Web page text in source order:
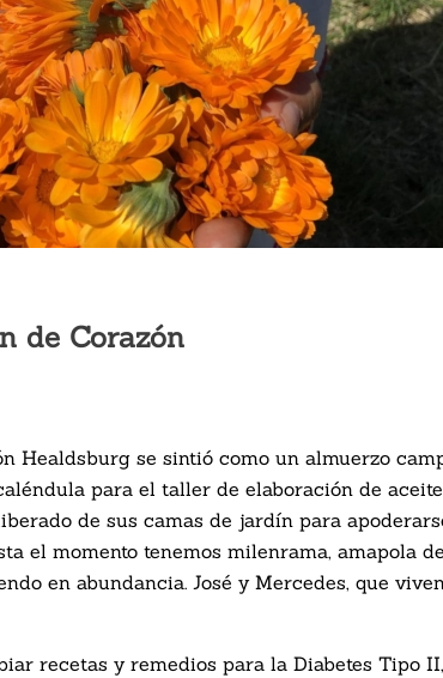
de Corazón
se sintió como un almuerzo
para el taller de elaboración de
de sus camas de jardín para
el momento tenemos milenrama, amapola
en abundancia. José y Mercedes, que
recetas y remedios para la Diabetes Tipo